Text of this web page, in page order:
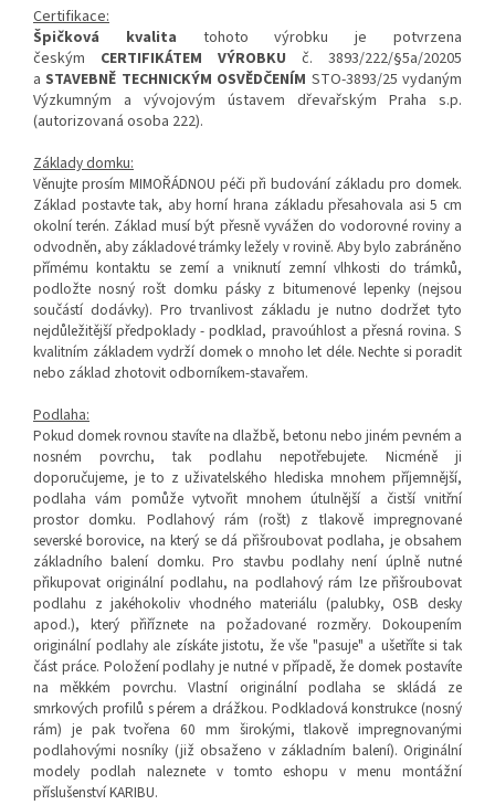
Certifikace:
Špičková kvalita tohoto výrobku je potvrzena
českým CERTIFIKÁTEM VÝROBKU č. 3893/222/§5a/20205
aSTAVEBNĚ TECHNICKÝM OSVĚDČENÍM STO-3893/25 vydaným
Výzkumným a vývojovým ústavem dřevařským Praha s.p.
(autorizovaná osoba 222).
Základy domku:
Věnujte prosím MIMOŘÁDNOU péči při budování základu pro domek.
Základ postavte tak, aby horní hrana základu přesahovala asi 5 cm
okolní terén. Základ musí být přesně vyvážen do vodorovné roviny a
odvodněn, aby základové trámky ležely v rovině. Aby bylo zabráněno
přímému kontaktu se zemí a vniknutí zemní vlhkosti do trámků,
podložte nosný rošt domku pásky z bitumenové lepenky (nejsou
součástí dodávky). Pro trvanlivost základu je nutno dodržet tyto
nejdůležitější předpoklady - podklad, pravoúhlost a přesná rovina. S
kvalitním základem vydrží domek o mnoho let déle. Nechte si poradit
nebo základ zhotovit odborníkem-stavařem.
Podlaha:
Pokud domek rovnou stavíte na dlažbě, betonu nebo jiném pevném a
nosném povrchu, tak podlahu nepotřebujete. Nicméně ji
doporučujeme, je to z uživatelského hlediska mnohem příjemnější,
podlaha vám pomůže vytvořit mnohem útulnější a čistší vnitřní
prostor domku. Podlahový rám (rošt) z tlakově impregnované
severské borovice, na který se dá přišroubovat podlaha, je obsahem
základního balení domku.Pro stavbu podlahy není úplně nutné
přikupovat originální podlahu, na podlahový rám lze přišroubovat
podlahu z jakéhokoliv vhodného materiálu (palubky, OSB desky
apod.), který přiříznete na požadované rozměry. Dokoupením
originální podlahy ale získáte jistotu, že vše "pasuje" a ušetříte si tak
část práce. Položení podlahy je nutné v případě, že domek postavíte
na měkkém povrchu. Vlastní originální podlaha se skládá ze
smrkových profilů s pérem a drážkou. Podkladová konstrukce (nosný
rám) je pak tvořena 60 mm širokými, tlakově impregnovanými
podlahovými nosníky (již obsaženo v základním balení). Originální
modely podlah naleznete v tomto eshopu v menu montážní
příslušenství KARIBU.